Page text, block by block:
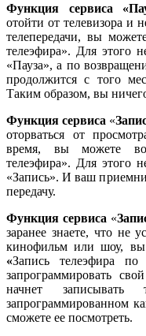
Функция сервиса
отойти от телевизора и
телепередачи, вы
телеэфира». Для этого
«Пауза», а по
продолжится с того
Таким образом, вы
Функция сервиса «
оторваться от
время, вы можете
телеэфира». Для этого
«Запись». И ваш
передачу.
Функция сервиса «
заранее знаете, что не
кинофильм или шоу, вы
«Запись телеэфира
запрограммировать
начнет записывать
запрограммированном
сможете ее посмотреть.